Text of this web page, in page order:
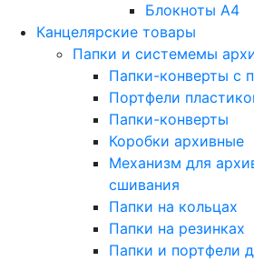
Блокноты A4
Канцелярские товары
Папки и системемы
Папки-конверты с
Портфели
Папки-конверты
Коробки архивные
Механизм для
сшивания
Папки на кольцах
Папки на резинках
Папки и портфели